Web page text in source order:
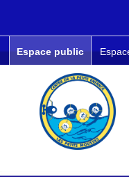
Espace public